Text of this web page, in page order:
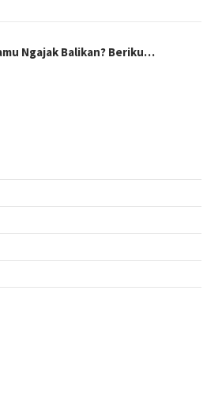
Ngajak Balikan? Beriku…